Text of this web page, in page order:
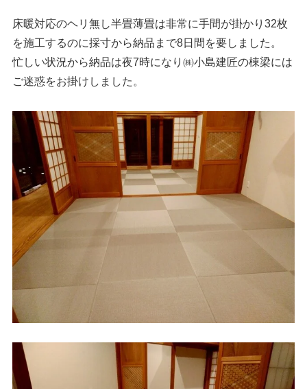
床暖対応のヘリ無し半畳薄畳は非常に手間が掛かり32枚
を施工するのに採寸から納品まで8日間を要しました。
忙しい状況から納品は夜7時になり㈱小島建匠の棟梁には
ご迷惑をお掛けしました。